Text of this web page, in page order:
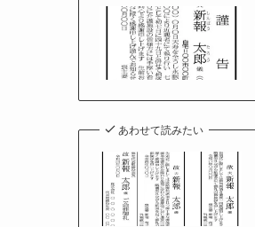
あわせて読みたい